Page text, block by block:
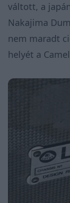
váltott, a
Nakajima
nem maradt
helyét a